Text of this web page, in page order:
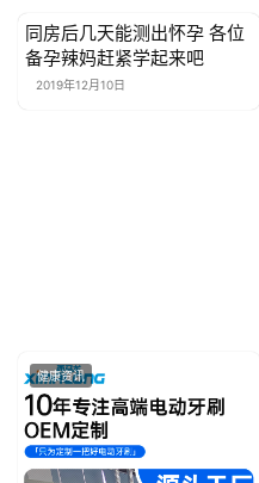
时
尚
们
联
系
健康资讯
同房后几天能测出怀孕 各位
备孕辣妈赶紧学起来吧
2019年12月10日
健康资讯